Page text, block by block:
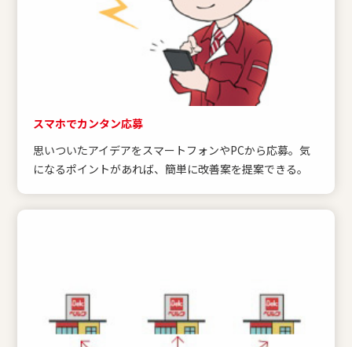
スマホでカンタン応募
思いついたアイデアをスマートフォンやPCから応募。気
になるポイントがあれば、簡単に改善案を提案できる。